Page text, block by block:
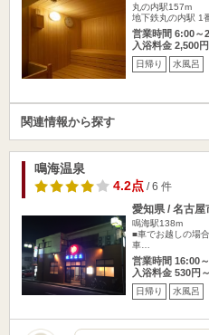
丸の内駅157m
地下鉄丸の内駅 1
営業時間 6:00～
入浴料金 2,500
日帰り 水風呂
関連情報から探す
鳴海温泉
4.2点/ 6 件
愛知県 / 名古屋
鳴海駅138m
■車でお越しの場
車…
営業時間 16:00
入浴料金 530円～
日帰り 水風呂